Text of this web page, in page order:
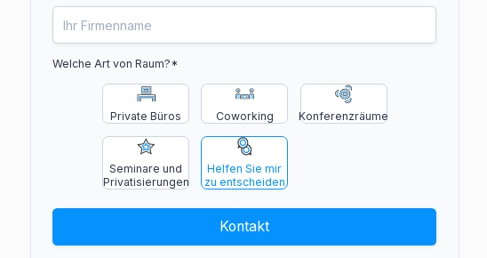
Welche Art von Raum?*
Private Büros Coworking Konferenzräume
Seminare und
Privatisierungen
Helfen Sie mir
zu entscheiden
Kontakt